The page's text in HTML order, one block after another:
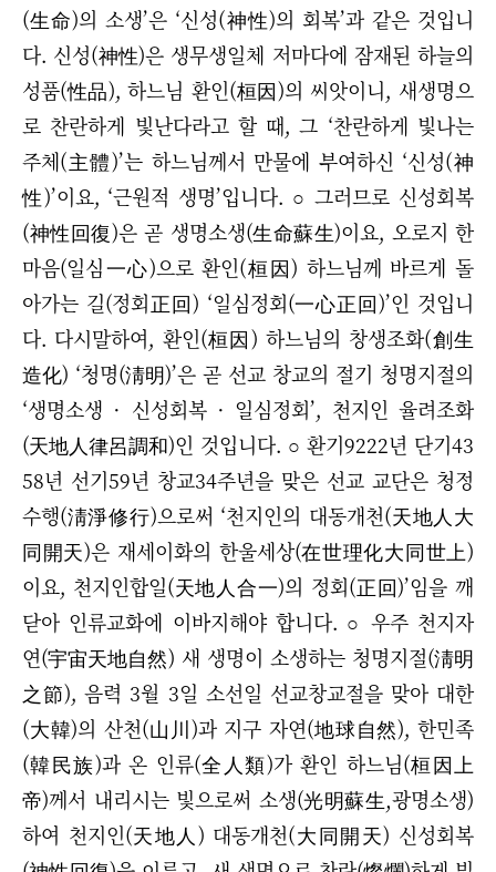
(生命)의 소생’은 ‘신성(神性)의 회복’과 같은 것입니
다. 신성(神性)은 생무생일체 저마다에 잠재된 하늘의
성품(性品), 하느님 환인(桓因)의 씨앗이니, 새생명으
로 찬란하게 빛난다라고 할 때, 그 ‘찬란하게 빛나는
주체(主體)’는 하느님께서 만물에 부여하신 ‘신성(神
性)’이요, ‘근원적 생명’입니다. ○ 그러므로 신성회복
(神性回復)은 곧 생명소생(生命蘇生)이요, 오로지 한
마음(일심一心)으로 환인(桓因) 하느님께 바르게 돌
아가는 길(정회正回) ‘일심정회(一心正回)’인 것입니
다. 다시말하여, 환인(桓因) 하느님의 창생조화(創生
造化) ‘청명(淸明)’은 곧 선교 창교의 절기 청명지절의
‘생명소생 · 신성회복 · 일심정회’, 천지인 율려조화
(天地人律呂調和)인 것입니다. ○ 환기9222년 단기43
58년 선기59년 창교34주년을 맞은 선교 교단은 청정
수행(淸淨修行)으로써 ‘천지인의 대동개천(天地人大
同開天)은 재세이화의 한울세상(在世理化大同世上)
이요, 천지인합일(天地人合一)의 정회(正回)’임을 깨
닫아 인류교화에 이바지해야 합니다. ○ 우주 천지자
연(宇宙天地自然) 새 생명이 소생하는 청명지절(淸明
之節), 음력 3월 3일 소선일 선교창교절을 맞아 대한
(大韓)의 산천(山川)과 지구 자연(地球自然), 한민족
(韓民族)과 온 인류(全人類)가 환인 하느님(桓因上
帝)께서 내리시는 빛으로써 소생(光明蘇生,광명소생)
하여 천지인(天地人) 대동개천(大同開天) 신성회복